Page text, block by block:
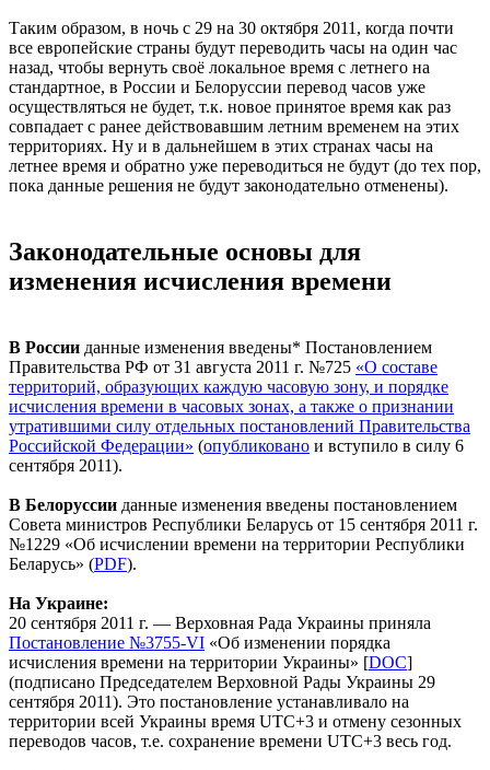
Таким образом, в ночь с 29 на 30 октября 2011, когда почти
все европейские страны будут переводить часы на один час
назад, чтобы вернуть своё локальное время с летнего на
стандартное, в России и Белоруссии перевод часов уже
осуществляться не будет, т.к. новое принятое время как раз
совпадает с ранее действовавшим летним временем на этих
территориях. Ну и в дальнейшем в этих странах часы на
летнее время и обратно уже переводиться не будут (до тех пор,
пока данные решения не будут законодательно отменены).
Законодательные основы для
изменения исчисления времени
В России данные изменения введены* Постановлением
Правительства РФ от 31 августа 2011 г. №725 «О составе
территорий, образующих каждую часовую зону, и порядке
исчисления времени в часовых зонах, а также о признании
утратившими силу отдельных постановлений Правительства
Российской Федерации» (опубликовано и вступило в силу 6
сентября 2011).
В Белоруссии данные изменения введены постановлением
Совета министров Республики Беларусь от 15 сентября 2011 г.
№1229 «Об исчислении времени на территории Республики
Беларусь» (PDF).
На Украине:
20 сентября 2011 г. — Верховная Рада Украины приняла
Постановление №3755-VI «Об изменении порядка
исчисления времени на территории Украины» [DOC]
(подписано Председателем Верховной Рады Украины 29
сентября 2011). Это постановление устанавливало на
территории всей Украины время UTC+3 и отмену сезонных
переводов часов, т.е. сохранение времени UTC+3 весь год.